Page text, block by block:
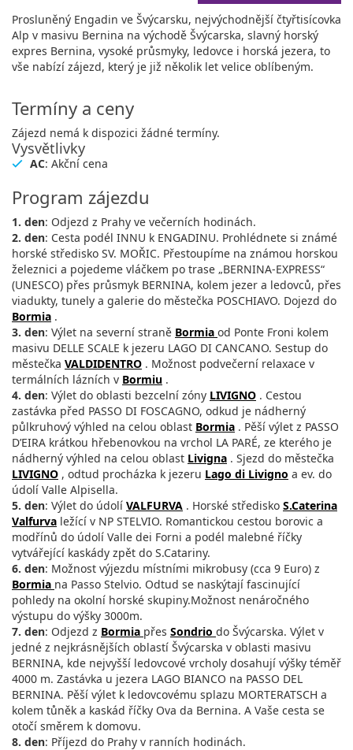
Prosluněný Engadin ve Švýcarsku, nejvýchodnější čtyřtisícovka
Alp v masivu Bernina na východě Švýcarska, slavný horský
expres Bernina, vysoké průsmyky, ledovce i horská jezera, to
vše nabízí zájezd, který je již několik let velice oblíbeným.
Termíny a ceny
Zájezd nemá k dispozici žádné termíny.
Vysvětlivky
AC: Akční cena
Program zájezdu
1. den: Odjezd z Prahy ve večerních hodinách.
2. den: Cesta podél INNU k ENGADINU. Prohlédnete si známé
horské středisko SV. MOŘIC. Přestoupíme na známou horskou
železnici a pojedeme vláčkem po trase „BERNINA-EXPRESS“
(UNESCO) přes průsmyk BERNINA, kolem jezer a ledovců, přes
viadukty, tunely a galerie do městečka POSCHIAVO. Dojezd do
Bormia .
3. den: Výlet na severní straně Bormia od Ponte Froni kolem
masivu DELLE SCALE k jezeru LAGO DI CANCANO. Sestup do
městečka VALDIDENTRO . Možnost podvečerní relaxace v
termálních lázních v Bormiu .
4. den: Výlet do oblasti bezcelní zóny LIVIGNO . Cestou
zastávka před PASSO DI FOSCAGNO, odkud je nádherný
půlkruhový výhled na celou oblast Bormia . Pěší výlet z PASSO
D’EIRA krátkou hřebenovkou na vrchol LA PARÉ, ze kterého je
nádherný výhled na celou oblast Livigna . Sjezd do městečka
LIVIGNO , odtud procházka k jezeru Lago di Livigno a ev. do
údolí Valle Alpisella.
5. den: Výlet do údolí VALFURVA . Horské středisko S.Caterina
Valfurva ležící v NP STELVIO. Romantickou cestou borovic a
modřínů do údolí Valle dei Forni a podél malebné říčky
vytvářející kaskády zpět do S.Catariny.
6. den: Možnost výjezdu místními mikrobusy (cca 9 Euro) z
Bormia na Passo Stelvio. Odtud se naskýtají fascinující
pohledy na okolní horské skupiny.Možnost nenáročného
výstupu do výšky 3000m.
7. den: Odjezd z Bormia přes Sondrio do Švýcarska. Výlet v
jedné z nejkrásnějších oblastí Švýcarska v oblasti masivu
BERNINA, kde nejvyšší ledovcové vrcholy dosahují výšky téměř
4000 m. Zastávka u jezera LAGO BIANCO na PASSO DEL
BERNINA. Pěší výlet k ledovcovému splazu MORTERATSCH a
kolem tůněk a kaskád říčky Ova da Bernina. A Vaše cesta se
otočí směrem k domovu.
8. den: Příjezd do Prahy v ranních hodinách.